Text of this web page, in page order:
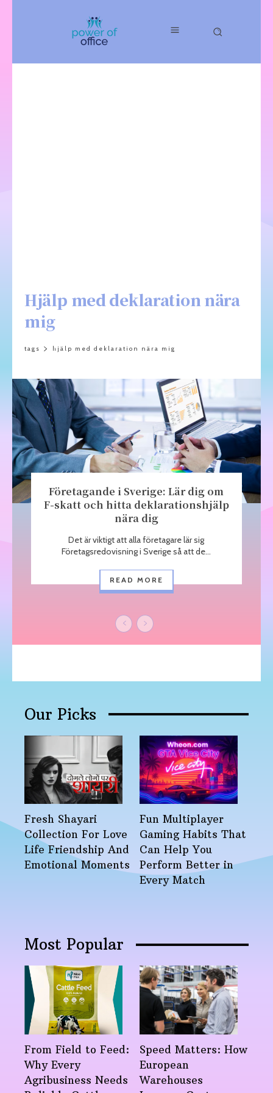
Hjälp med deklaration nära
mig
tags hjälp med deklaration nära mig
Företagande i Sverige: Lär dig om
F-skatt och hitta deklarationshjälp
nära dig
Det är viktigt att alla företagare lär sig
Företagsredovisning i Sverige så att de...
READ MORE
Our Picks
Fresh Shayari
Collection For Love
Life Friendship And
Emotional Moments
Fun Multiplayer
Gaming Habits That
Can Help You
Perform Better in
Every Match
Most Popular
From Field to Feed:
Why Every
Agribusiness Needs
Speed Matters: How
European
Warehouses